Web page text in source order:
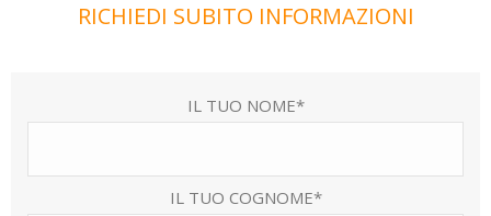
RICHIEDI SUBITO INFORMAZIONI
IL TUO NOME*
IL TUO COGNOME*